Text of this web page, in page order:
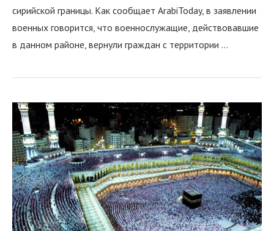
сирийской границы. Как сообщает ArabiToday, в заявлении
военных говорится, что военнослужащие, действовавшие
в данном районе, вернули граждан с территории …